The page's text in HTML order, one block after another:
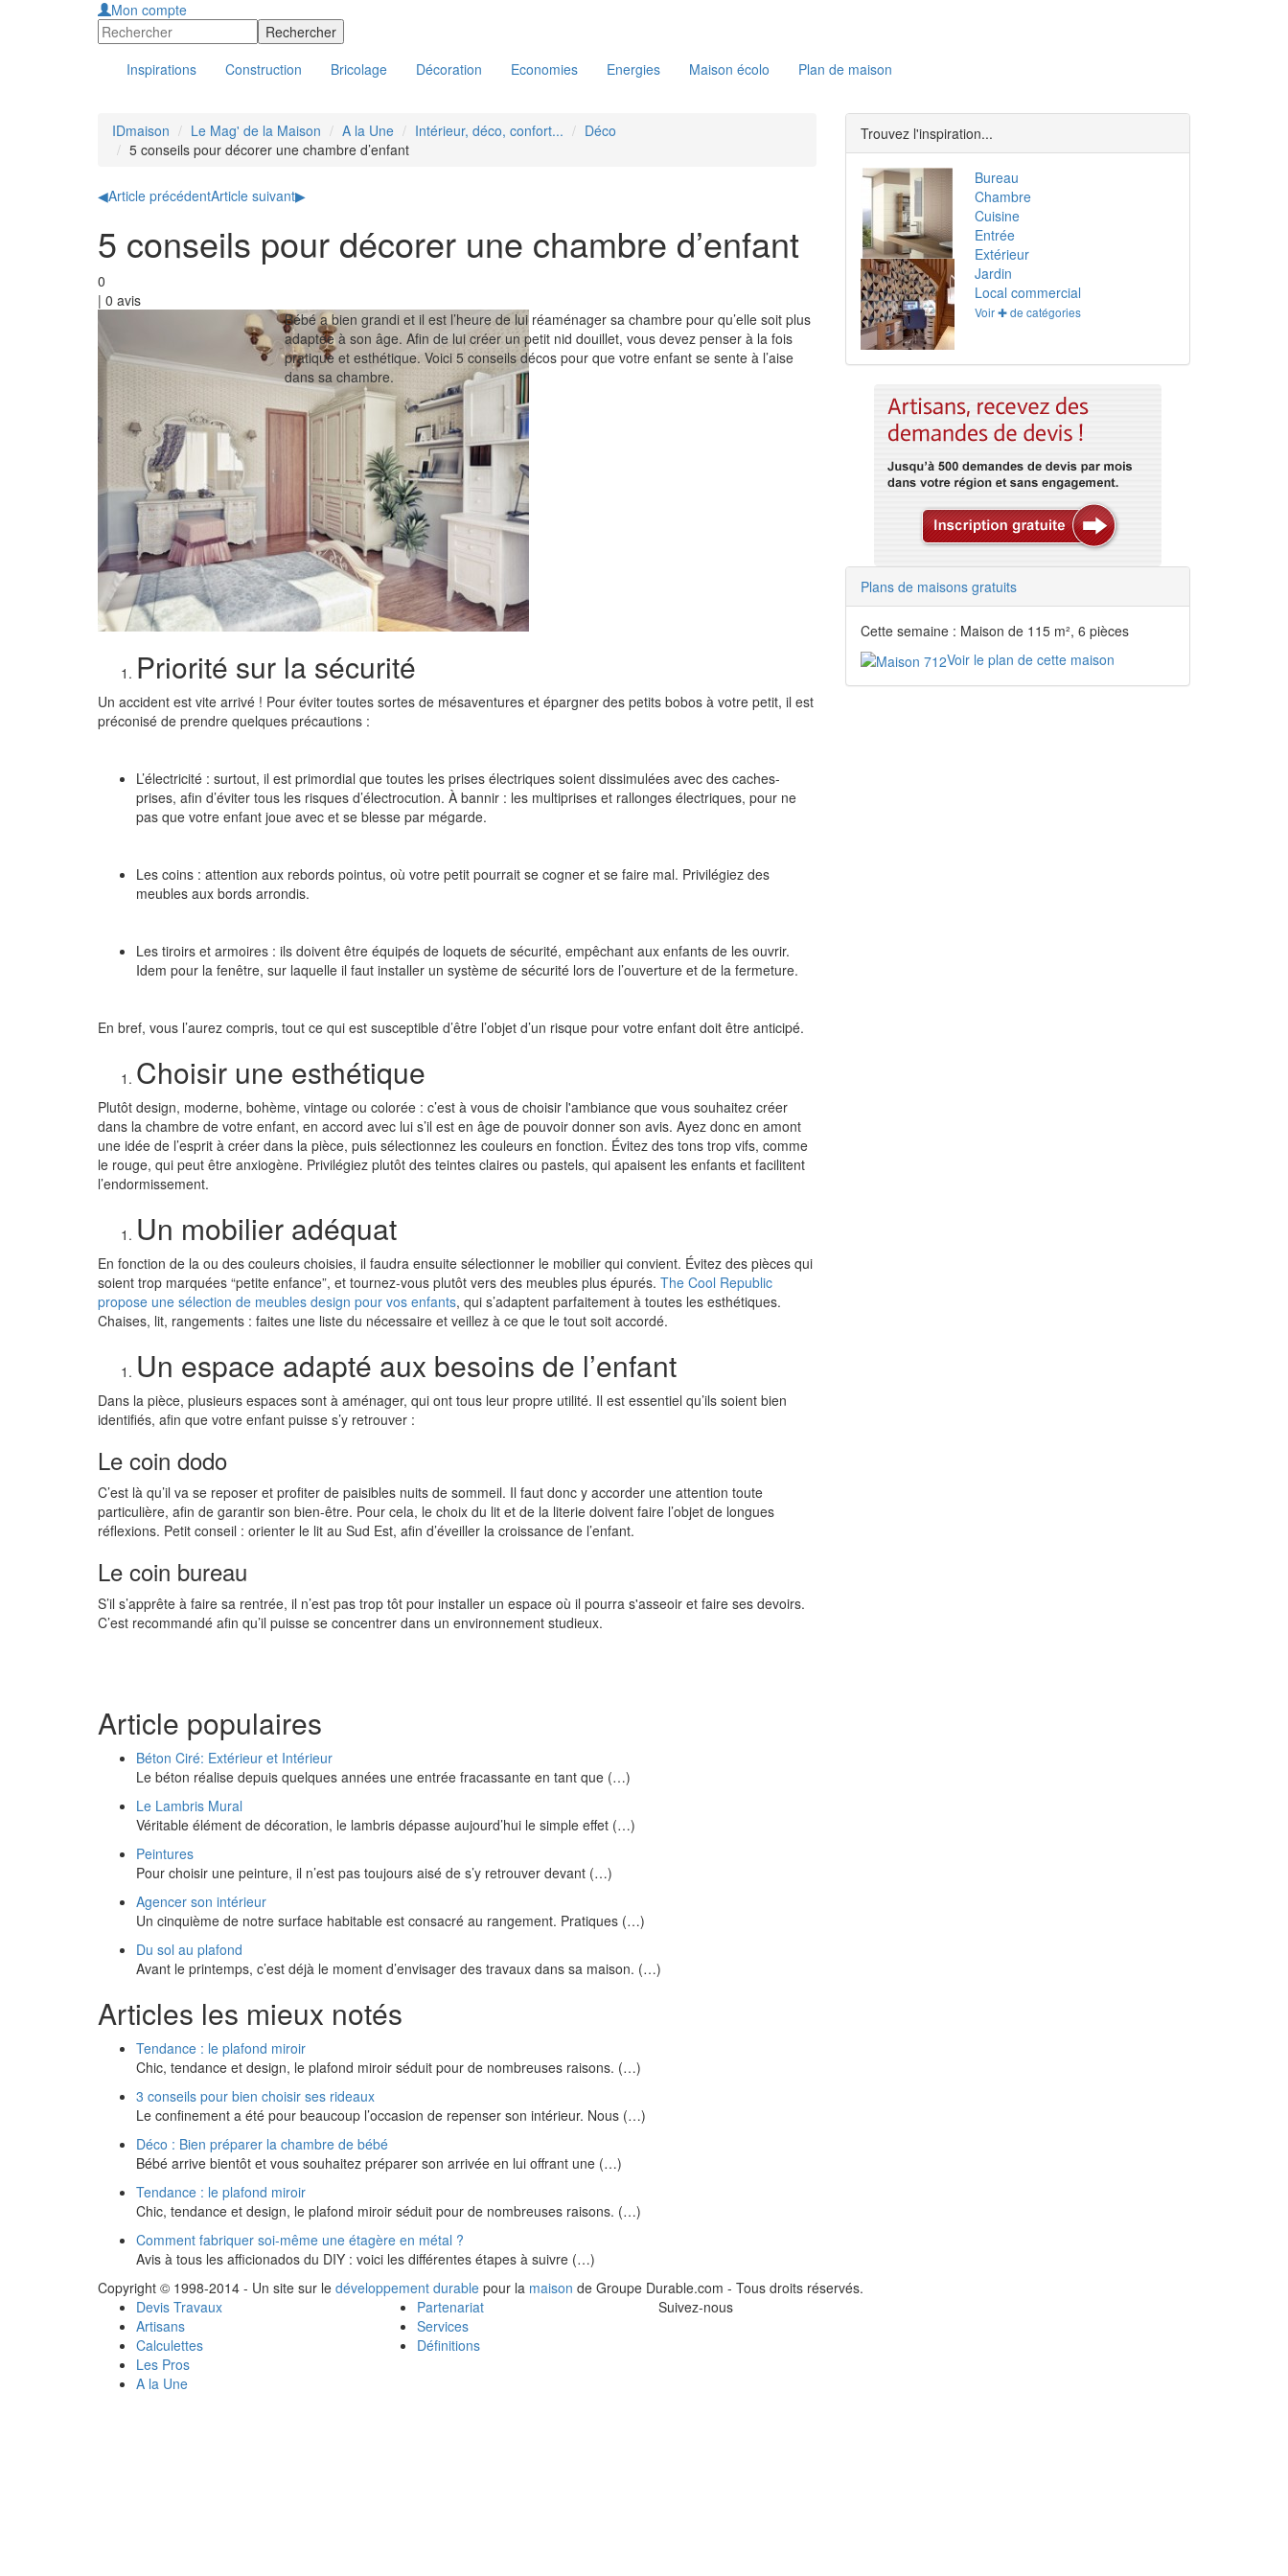
Mon compte
Inspirations Construction Bricolage Décoration Economies Energies Maison écolo Plan de maison
IDmaison Le Mag' de la Maison A la Une Intérieur, déco, confort...
Déco
5 conseils pour décorer une chambre d’enfant
◀Article précédentArticle suivant▶
5 conseils pour décorer une chambre d’enfant
0
| 0 avis
Bébé a bien grandi et il est l’heure de lui réaménager sa chambre pour qu’elle soit plus
adaptée à son âge. Afin de lui créer un petit nid douillet, vous devez penser à la fois
pratique et esthétique. Voici 5 conseils décos pour que votre enfant se sente à l’aise
dans sa chambre.
Priorité sur la sécurité
Un accident est vite arrivé ! Pour éviter toutes sortes de mésaventures et épargner des petits bobos à votre petit, il est
préconisé de prendre quelques précautions :
L’électricité : surtout, il est primordial que toutes les prises électriques soient dissimulées avec des caches-
prises, afin d’éviter tous les risques d’électrocution. À bannir : les multiprises et rallonges électriques, pour ne
pas que votre enfant joue avec et se blesse par mégarde.
Les coins : attention aux rebords pointus, où votre petit pourrait se cogner et se faire mal. Privilégiez des
meubles aux bords arrondis.
Les tiroirs et armoires : ils doivent être équipés de loquets de sécurité, empêchant aux enfants de les ouvrir.
Idem pour la fenêtre, sur laquelle il faut installer un système de sécurité lors de l’ouverture et de la fermeture.
En bref, vous l’aurez compris, tout ce qui est susceptible d’être l’objet d’un risque pour votre enfant doit être anticipé.
Choisir une esthétique
Plutôt design, moderne, bohème, vintage ou colorée : c’est à vous de choisir l'ambiance que vous souhaitez créer
dans la chambre de votre enfant, en accord avec lui s’il est en âge de pouvoir donner son avis. Ayez donc en amont
une idée de l’esprit à créer dans la pièce, puis sélectionnez les couleurs en fonction. Évitez des tons trop vifs, comme
le rouge, qui peut être anxiogène. Privilégiez plutôt des teintes claires ou pastels, qui apaisent les enfants et facilitent
l’endormissement.
Un mobilier adéquat
En fonction de la ou des couleurs choisies, il faudra ensuite sélectionner le mobilier qui convient. Évitez des pièces qui
soient trop marquées “petite enfance”, et tournez-vous plutôt vers des meubles plus épurés. The Cool Republic
propose une sélection de meubles design pour vos enfants, qui s’adaptent parfaitement à toutes les esthétiques.
Chaises, lit, rangements : faites une liste du nécessaire et veillez à ce que le tout soit accordé.
Un espace adapté aux besoins de l’enfant
Dans la pièce, plusieurs espaces sont à aménager, qui ont tous leur propre utilité. Il est essentiel qu’ils soient bien
identifiés, afin que votre enfant puisse s’y retrouver :
Le coin dodo
C’est là qu’il va se reposer et profiter de paisibles nuits de sommeil. Il faut donc y accorder une attention toute
particulière, afin de garantir son bien-être. Pour cela, le choix du lit et de la literie doivent faire l’objet de longues
réflexions. Petit conseil : orienter le lit au Sud Est, afin d’éveiller la croissance de l’enfant.
Le coin bureau
S’il s’apprête à faire sa rentrée, il n’est pas trop tôt pour installer un espace où il pourra s'asseoir et faire ses devoirs.
C’est recommandé afin qu’il puisse se concentrer dans un environnement studieux.
Article populaires
Béton Ciré: Extérieur et Intérieur
Le béton réalise depuis quelques années une entrée fracassante en tant que (…)
Le Lambris Mural
Véritable élément de décoration, le lambris dépasse aujourd’hui le simple effet (…)
Peintures
Pour choisir une peinture, il n’est pas toujours aisé de s’y retrouver devant (…)
Agencer son intérieur
Un cinquième de notre surface habitable est consacré au rangement. Pratiques (…)
Du sol au plafond
Avant le printemps, c’est déjà le moment d’envisager des travaux dans sa maison. (…)
Articles les mieux notés
Tendance : le plafond miroir
Chic, tendance et design, le plafond miroir séduit pour de nombreuses raisons. (…)
3 conseils pour bien choisir ses rideaux
Le confinement a été pour beaucoup l’occasion de repenser son intérieur. Nous (…)
Déco : Bien préparer la chambre de bébé
Bébé arrive bientôt et vous souhaitez préparer son arrivée en lui offrant une (…)
Tendance : le plafond miroir
Chic, tendance et design, le plafond miroir séduit pour de nombreuses raisons. (…)
Comment fabriquer soi-même une étagère en métal ?
Avis à tous les afficionados du DIY : voici les différentes étapes à suivre (…)
Trouvez l'inspiration...
Bureau
Chambre
Cuisine
Entrée
Extérieur
Jardin
Local commercial
Voir ✚ de catégories
Plans de maisons gratuits
Cette semaine : Maison de 115 m², 6 pièces
Voir le plan de cette maison
Copyright © 1998-2014 - Un site sur le développement durable pour la maison de Groupe Durable.com - Tous droits réservés.
Devis Travaux
Artisans
Calculettes
Les Pros
A la Une
Partenariat
Services
Définitions
Suivez-nous